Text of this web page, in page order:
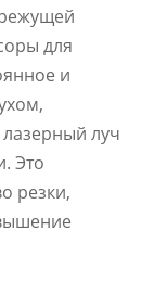
для
и
луч
Это
резки,